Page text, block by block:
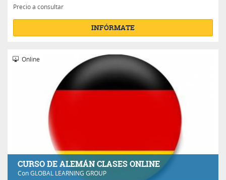
Precio a consultar
INFÓRMATE
CURSO DE ALEMÁN CLASES ONLINE
ConGLOBAL LEARNING GROUP
Online